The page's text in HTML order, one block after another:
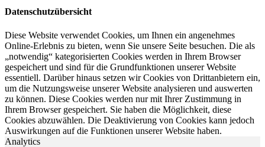
Datenschutzübersicht
Diese Website verwendet Cookies, um Ihnen ein angenehmes
Online-Erlebnis zu bieten, wenn Sie unsere Seite besuchen. Die als
„notwendig“ kategorisierten Cookies werden in Ihrem Browser
gespeichert und sind für die Grundfunktionen unserer Website
essentiell. Darüber hinaus setzen wir Cookies von Drittanbietern ein,
um die Nutzungsweise unserer Website analysieren und auswerten
zu können. Diese Cookies werden nur mit Ihrer Zustimmung in
Ihrem Browser gespeichert. Sie haben die Möglichkeit, diese
Cookies abzuwählen. Die Deaktivierung von Cookies kann jedoch
Auswirkungen auf die Funktionen unserer Website haben.
Analytics